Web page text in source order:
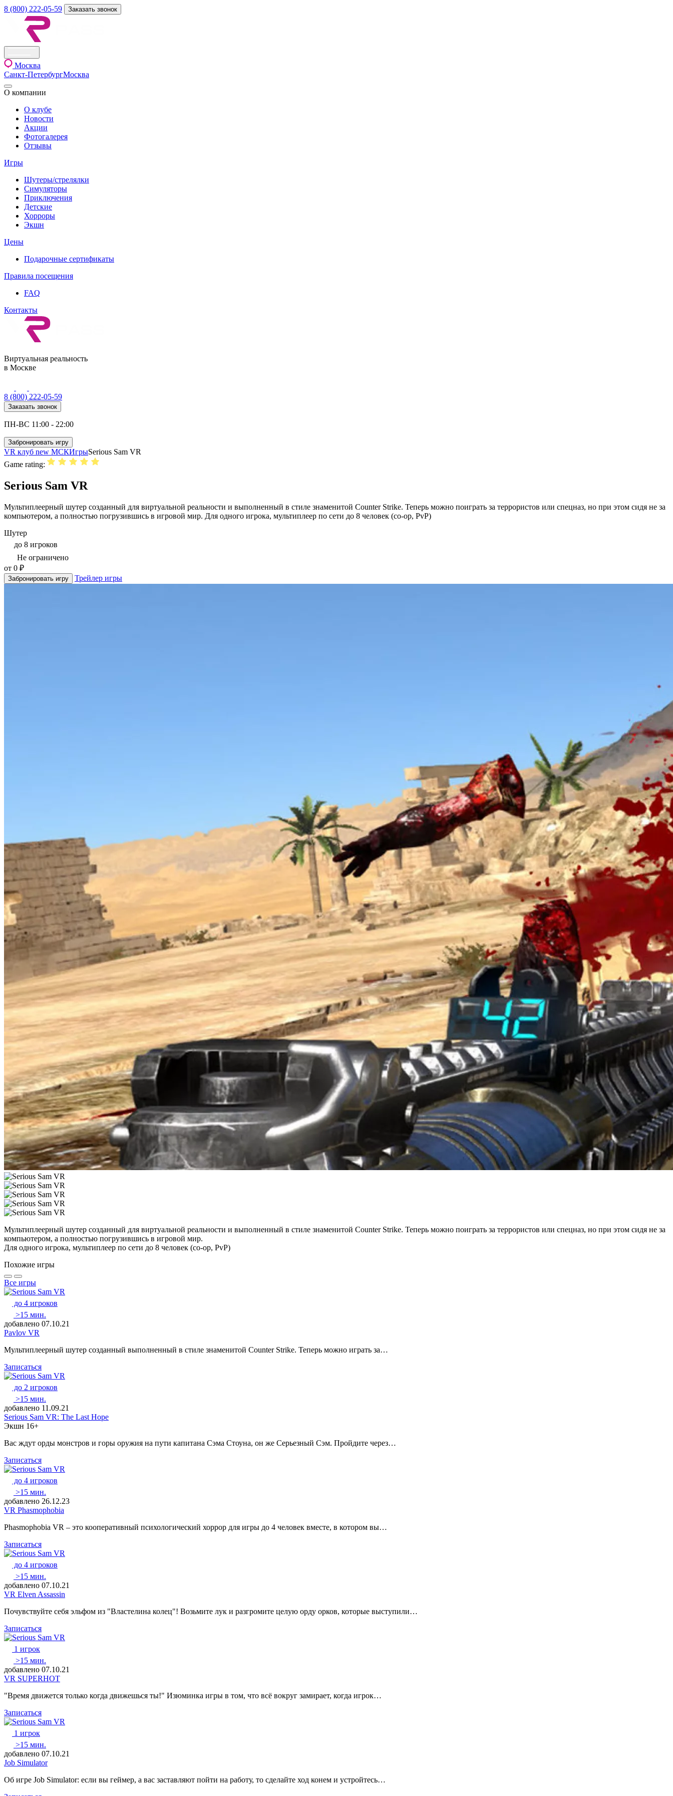
8 (800) 222-05-59 Заказать звонок
Москва
Санкт-ПетербургМосква
О компании
О клубе
Новости
Акции
Фотогалерея
Отзывы
Игры
Шутеры/стрелялки
Симуляторы
Приключения
Детские
Хорроры
Экшн
Цены
Подарочные сертификаты
Правила посещения
FAQ
Контакты
Виртуальная реальность
в Москве
8 (800) 222-05-59
Заказать звонок
ПН-ВС 11:00 - 22:00
Забронировать игру
VR клуб new МСКИгрыSerious Sam VR
Game rating:
Serious Sam VR
Мультиплеерный шутер созданный для виртуальной реальности и выполненный в стиле знаменитой Counter Strike. Теперь можно поиграть за террористов или спецназ, но при этом сидя не за
компьютером, а полностью погрузившись в игровой мир. Для одного игрока, мультиплеер по сети до 8 человек (co-op, PvP)
Шутер
до 8 игроков
Не ограничено
от 0 ₽
Забронировать игру Трейлер игры
Мультиплеерный шутер созданный для виртуальной реальности и выполненный в стиле знаменитой Counter Strike. Теперь можно поиграть за террористов или спецназ, но при этом сидя не за
компьютером, а полностью погрузившись в игровой мир.
Для одного игрока, мультиплеер по сети до 8 человек (co-op, PvP)
Похожие игры
Все игры
до 4 игроков
>15 мин.
добавлено 07.10.21
Pavlov VR
Мультиплеерный шутер созданный выполненный в стиле знаменитой Counter Strike. Теперь можно играть за…
Записаться
до 2 игроков
>15 мин.
добавлено 11.09.21
Serious Sam VR: The Last Hope
Экшн 16+
Вас ждут орды монстров и горы оружия на пути капитана Сэма Стоуна, он же Серьезный Сэм. Пройдите через…
Записаться
до 4 игроков
>15 мин.
добавлено 26.12.23
VR Phasmophobia
Phasmophobia VR – это кооперативный психологический хоррор для игры до 4 человек вместе, в котором вы…
Записаться
до 4 игроков
>15 мин.
добавлено 07.10.21
VR Elven Assassin
Почувствуйте себя эльфом из "Властелина колец"! Возьмите лук и разгромите целую орду орков, которые выступили…
Записаться
1 игрок
>15 мин.
добавлено 07.10.21
VR SUPERHOT
"Время движется только когда движешься ты!" Изюминка игры в том, что всё вокруг замирает, когда игрок…
Записаться
1 игрок
>15 мин.
добавлено 07.10.21
Job Simulator
Об игре Job Simulator: если вы геймер, а вас заставляют пойти на работу, то сделайте ход конем и устройтесь…